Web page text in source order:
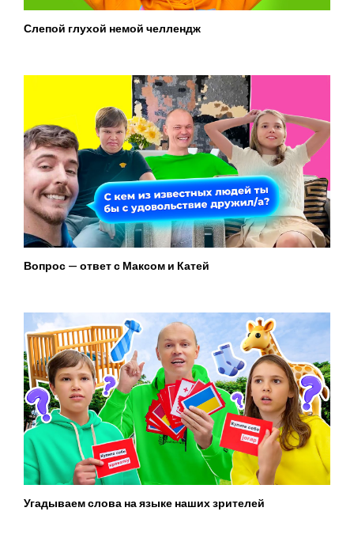
Слепой глухой немой челлендж
Вопрос — ответ с Максом и Катей
Угадываем слова на языке наших зрителей